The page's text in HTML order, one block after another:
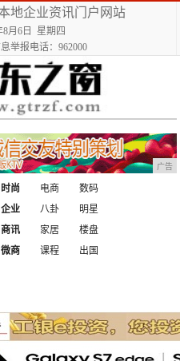
地企业资讯门户网站
8月6日 星期四
举报电话：962000
广告
时尚 电商
数码
企业
八卦
明星
商讯 家居
楼盘
微商
课程
出国